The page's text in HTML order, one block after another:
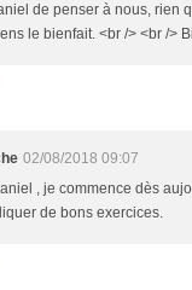
de penser à nous, rien
le bienfait. <br /> <br />
02/08/2018 09:07
, je commence dès
de bons exercices.